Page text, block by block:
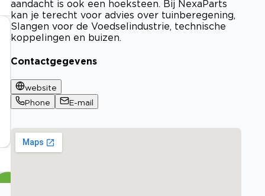
aandacht is ook een hoeksteen. Bij NexaParts
kan je terecht voor advies over tuinberegening,
Slangen voor de Voedselindustrie, technische
koppelingen en buizen.
Contactgegevens
website
Phone
E-mail